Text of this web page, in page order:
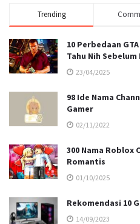
Trending
10 Perbedaan
Tahu Nih Sebelum
23/04/2025
98 Ide Nama
Gamer
02/11/2022
300 Nama Roblox
Romantis
01/10/2025
Rekomendasi 10
14/09/2023